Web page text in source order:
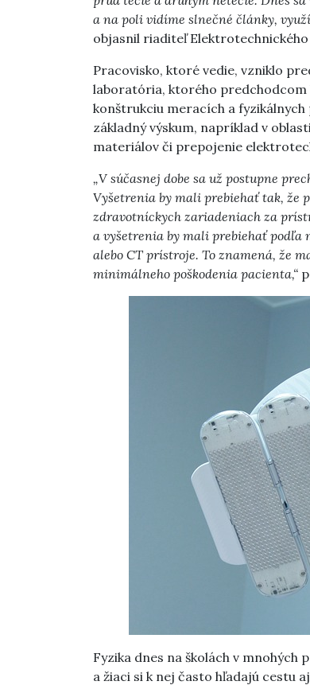
a na poli vidíme slnečné články,
objasnil riaditeľ Elektrotechnického
Pracovisko, ktoré vedie, vzniklo
laboratória, ktorého predchodcom
konštrukciu meracích a
základný výskum, napríklad v
materiálov či prepojenie
„V súčasnej dobe sa už postupne
Vyšetrenia by mali prebiehať tak, že
zdravotníckych zariadeniach za
a vyšetrenia by mali prebiehať podľa
alebo CT prístroje. To znamená, že
minimálneho poškodenia pacienta,“
Fyzika dnes na školách v
a žiaci si k nej často hľadajú cestu